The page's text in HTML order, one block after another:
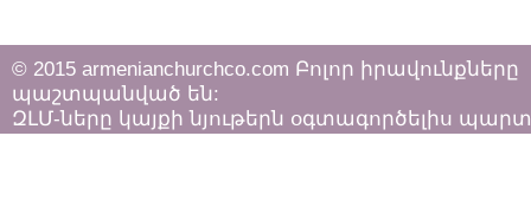
© 2015 armenianchurchco.com Բոլոր իրավունքները
պաշտպանված են:
ԶԼՄ-ները կայքի նյութերն օգտագործելիս